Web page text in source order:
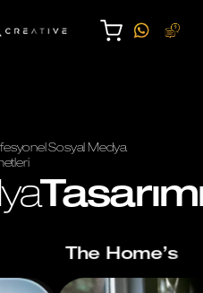
Sosyal Medya
The Home’s